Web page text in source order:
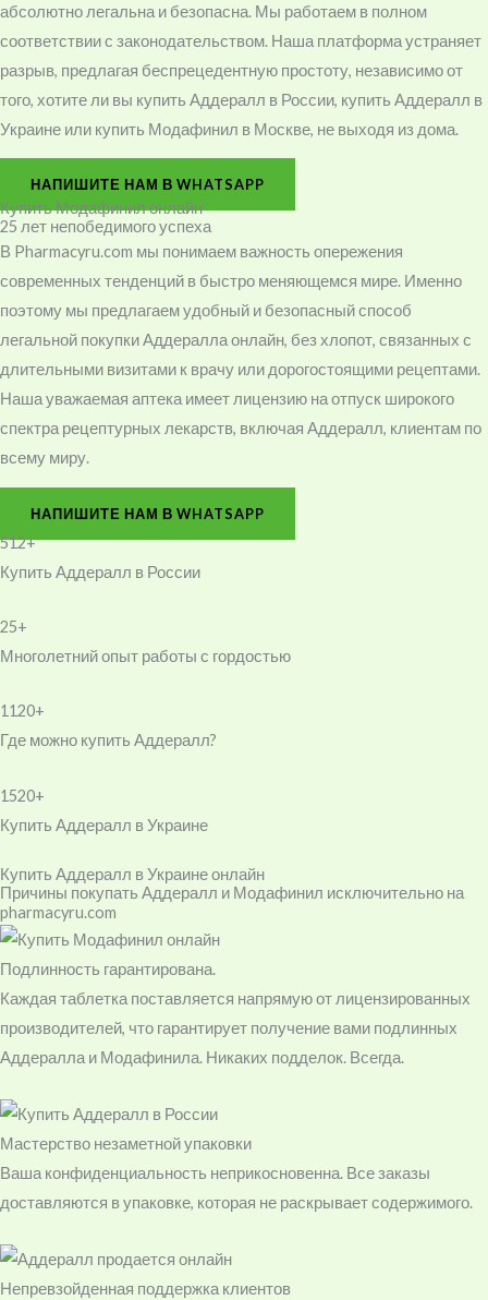
абсолютно легальна и безопасна. Мы работаем в полном
соответствии с законодательством. Наша платформа устраняет
разрыв, предлагая беспрецедентную простоту, независимо от
того, хотите ли вы купить Аддералл в России, купить Аддералл в
Украине или купить Модафинил в Москве, не выходя из дома.
НАПИШИТЕ НАМ В WHATSAPP
Купить Модафинил онлайн
25 лет непобедимого успеха
В Pharmacyru.com мы понимаем важность опережения
современных тенденций в быстро меняющемся мире. Именно
поэтому мы предлагаем удобный и безопасный способ
легальной покупки Аддералла онлайн, без хлопот, связанных с
длительными визитами к врачу или дорогостоящими рецептами.
Наша уважаемая аптека имеет лицензию на отпуск широкого
спектра рецептурных лекарств, включая Аддералл, клиентам по
всему миру.
НАПИШИТЕ НАМ В WHATSAPP
512+
Купить Аддералл в России
25+
Многолетний опыт работы с гордостью
1120+
Где можно купить Аддералл?
1520+
Купить Аддералл в Украине
Купить Аддералл в Украине онлайн
Причины покупать Аддералл и Модафинил исключительно на
pharmacyru.com
Подлинность гарантирована.
Каждая таблетка поставляется напрямую от лицензированных
производителей, что гарантирует получение вами подлинных
Аддералла и Модафинила. Никаких подделок. Всегда.
Мастерство незаметной упаковки
Ваша конфиденциальность неприкосновенна. Все заказы
доставляются в упаковке, которая не раскрывает содержимого.
Непревзойденная поддержка клиентов